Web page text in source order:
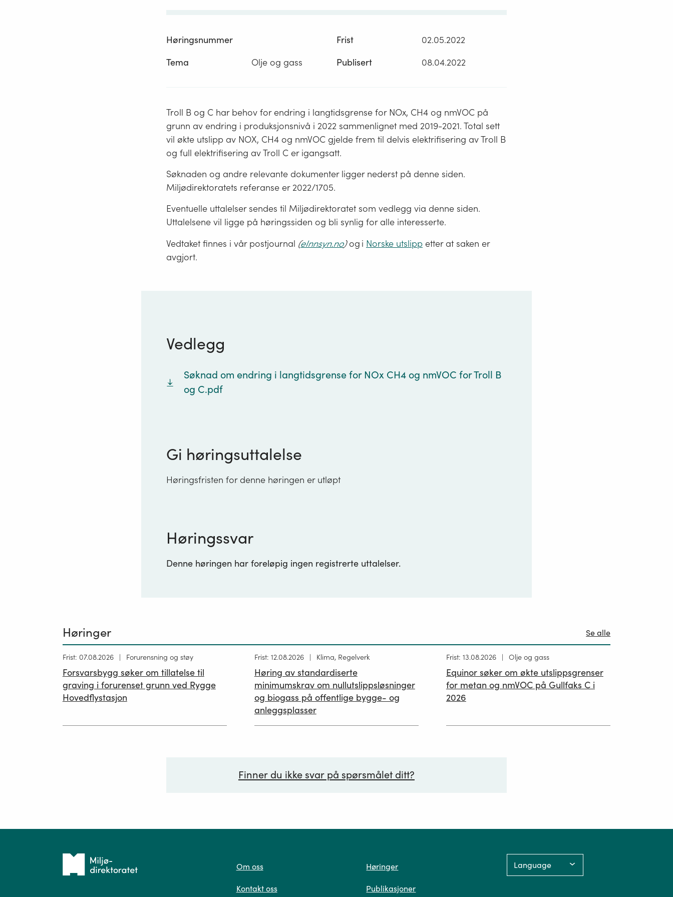
Høringsnummer Frist
02.05.2022
Tema
Olje og gass Publisert 08.04.2022
Troll B og C har behov for endring i langtidsgrense for NOx, CH4 og nmVOC på
grunn av endring i produksjonsnivå i 2022 sammenlignet med 2019-2021. Total sett
vil økte utslipp av NOX, CH4 og nmVOC gjelde frem til delvis elektrifisering av Troll B
og full elektrifisering av Troll C er igangsatt.
Søknaden og andre relevante dokumenter ligger nederst på denne siden.
Miljødirektoratets referanse er 2022/1705.
Eventuelle uttalelser sendes til Miljødirektoratet som vedlegg via denne siden.
Uttalelsene vil ligge på høringssiden og bli synlig for alle interesserte.
Vedtaket finnes i vår postjournal (eInnsyn.no)og i Norske utslipp etter at saken er
avgjort.
Vedlegg
Søknad om endring i langtidsgrense for NOx CH4 og nmVOC for Troll B
og C.pdf
Gi høringsuttalelse
Høringsfristen for denne høringen er utløpt
Høringssvar
Denne høringen har foreløpig ingen registrerte uttalelser.
Høringer Se alle
Høring
publisert
26.06.2026
Frist: 07.08.2026 Forurensning og støy
Forsvarsbygg søker om tillatelse til
graving i forurenset grunn ved Rygge
Hovedflystasjon
Høring
publisert
12.05.2026
Frist: 12.08.2026 Klima, Regelverk
Høring av standardiserte
minimumskrav om nullutslippsløsninger
og biogass på offentlige bygge- og
anleggsplasser
Høring
publisert
02.07.2026
Frist: 13.08.2026 Olje og gass
Equinor søker om økte utslippsgrenser
for metan og nmVOC på Gullfaks C i
2026
Finner du ikke svar på spørsmålet ditt?
Tilbake
Om oss
Kontakt oss
Høringer
Publikasjoner